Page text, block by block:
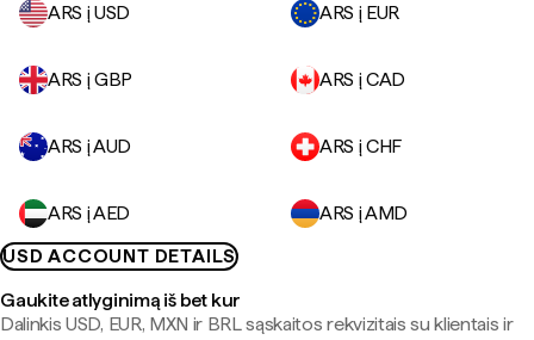
ARS į USD
ARS į EUR
ARS į GBP ARS į CAD
ARS į AUD ARS į CHF
ARS į AED
ARS į AMD
USD ACCOUNT DETAILS
Gaukite atlyginimą iš bet kur
Dalinkis USD, EUR, MXN ir BRL sąskaitos rekvizitais su klientais ir